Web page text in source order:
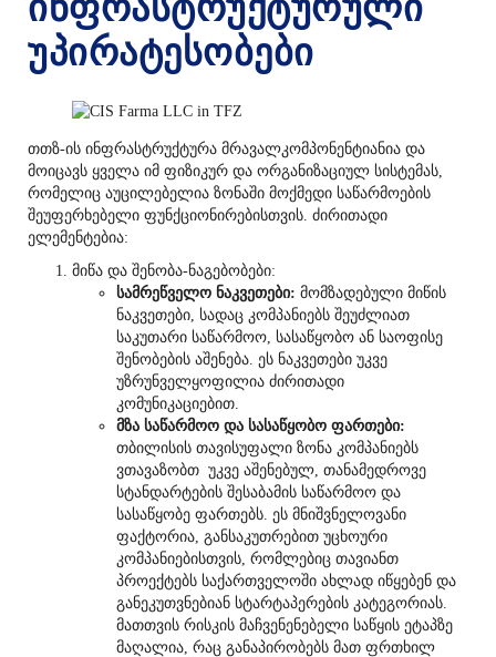
უპირატესობები
თთზ-ის ინფრასტრუქტურა მრავალკომპონენტიანია და
მოიცავს ყველა იმ ფიზიკურ და ორგანიზაციულ სისტემას,
რომელიც აუცილებელია ზონაში მოქმედი საწარმოების
შეუფერხებელი ფუნქციონირებისთვის. ძირითადი
ელემენტებია:
მიწა და შენობა-ნაგებობები:
სამრეწველო ნაკვეთები: მომზადებული მიწის
ნაკვეთები, სადაც კომპანიებს შეუძლიათ
საკუთარი საწარმოო, სასაწყობო ან საოფისე
შენობების აშენება. ეს ნაკვეთები უკვე
უზრუნველყოფილია ძირითადი
კომუნიკაციებით.
მზა საწარმოო და სასაწყობო ფართები:
თბილისის თავისუფალი ზონა კომპანიებს
ვთავაზობთ უკვე აშენებულ, თანამედროვე
სტანდარტების შესაბამის საწარმოო და
სასაწყობე ფართებს. ეს მნიშვნელოვანი
ფაქტორია, განსაკუთრებით უცხოური
კომპანიებისთვის, რომლებიც თავიანთ
პროექტებს საქართველოში ახლად იწყებენ და
განეკუთვნებიან სტარტაპერების კატეგორიას.
მათთვის რისკის მაჩვენენებელი საწყის ეტაპზე
მაღალია, რაც განაპირობებს მათ ფრთხილ